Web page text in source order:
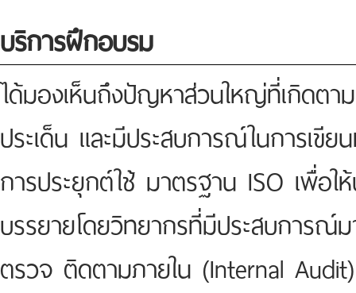
บริการฝึกอบรม
ได้มองเห็นถึงปัญหาส่วนใหญ่ที่เกิดต
ประเด็น และมีประสบการณ์ในการเขี
การประยุกต์ใช้ มาตรฐาน ISO เพื่อ
บรรยายโดยวิทยากรที่มีประสบการณ์
ตรวจ ติดตามภายใน (Internal Audit)